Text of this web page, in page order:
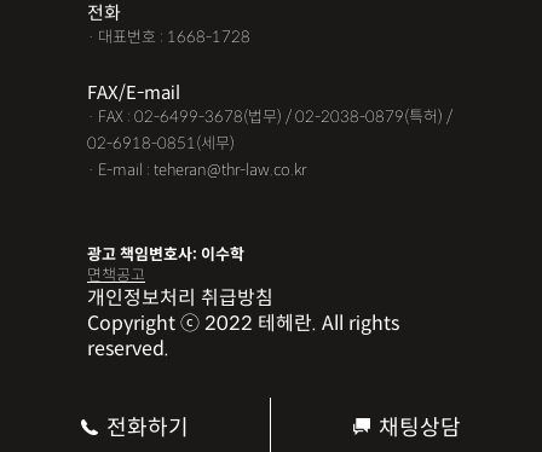
전화하기 채팅상담
전화
· 대표번호 : 1668-1728
FAX/E-mail
· FAX : 02-6499-3678(법무) / 02-2038-0879(특허) /
02-6918-0851(세무)
· E-mail : teheran@thr-law.co.kr
광고 책임변호사: 이수학
면책공고
개인정보처리 취급방침
Copyright ⓒ 2022 테헤란. All rights
reserved.